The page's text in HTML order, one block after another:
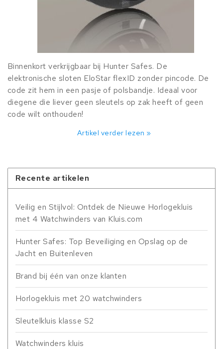
Binnenkort verkrijgbaar bij Hunter Safes. De
elektronische sloten EloStar flexID zonder pincode. De
code zit hem in een pasje of polsbandje. Ideaal voor
diegene die liever geen sleutels op zak heeft of geen
code wilt onthouden!
Artikel verder lezen »
Recente artikelen
Veilig en Stijlvol: Ontdek de Nieuwe Horlogekluis
met 4 Watchwinders van Kluis.com
Hunter Safes: Top Beveiliging en Opslag op de
Jacht en Buitenleven
Brand bij één van onze klanten
Horlogekluis met 20 watchwinders
Sleutelkluis klasse S2
Watchwinders kluis